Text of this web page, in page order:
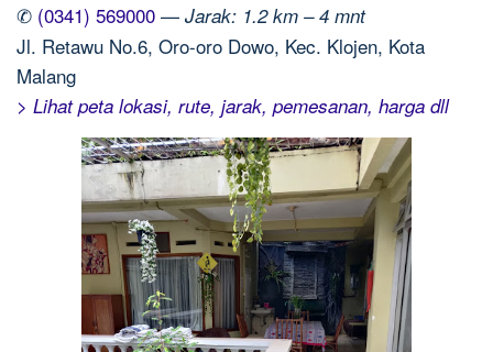
✆ (0341) 569000 — Jarak: 1.2 km – 4 mnt
Jl. Retawu No.6, Oro-oro Dowo, Kec. Klojen, Kota
Malang
> Lihat peta lokasi, rute, jarak, pemesanan, harga dll